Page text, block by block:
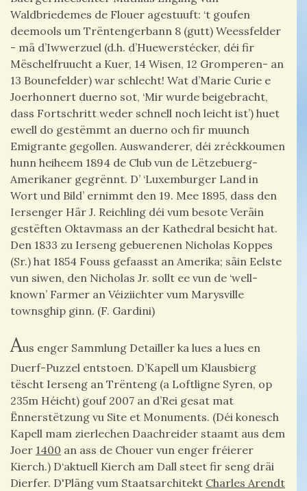
Waldbriedemes de Flouer agestuuft: ‘t goufen
deemools um Trëntengerbann 8 (gutt) Weessfelder
- mä d’Iwwerzuel (d.h. d’Huewerstécker, déi fir
Mëschelfruucht a Kuer, 14 Wisen, 12 Gromperen- an
13 Bounefelder) war schlecht! Wat d’Marie Curie e
Joerhonnert duerno sot, ‘Mir wurde beigebracht,
dass Fortschritt weder schnell noch leicht ist’) huet
ewell do gestëmmt an duerno och fir muunch
Emigrante gegollen. Auswanderer, déi zréckkoumen
hunn heiheem 1894 de Club vun de Lëtzebuerg-
Amerikaner gegrënnt. D’ ‘Luxemburger Land in
Wort und Bild’ ernimmt den 19. Mee 1895, dass den
Iersenger Här J. Reichling déi vum besote Veräin
gestëften Oktavmass an der Kathedral besicht hat.
Den 1833 zu Ierseng gebuerenen Nicholas Koppes
(Sr.) hat 1854 Fouss gefaasst an Amerika; säin Eelste
vun siwen, den Nicholas Jr. sollt ee vun de ‘well-
known’ Farmer an Véiziichter vum Marysville
townsghip ginn. (F. Gardini)
Aus enger Sammlung Detailler ka lues a lues en
Duerf-Puzzel entstoen. D’Kapell um Klausbierg
tëscht Ierseng an Trënteng (a Loftligne Syren, op
235m Héicht) gouf 2007 an d’Rei gesat mat
Ënnerstëtzung vu Site et Monuments. (Déi konesch
Kapell mam zierlechen Daachreider staamt aus dem
Joer 1400 an ass de Chouer vun enger fréierer
Kierch.) D‘aktuell Kierch am Dall steet fir seng dräi
Dierfer. D'Pläng vum Staatsarchitekt Charles Arendt